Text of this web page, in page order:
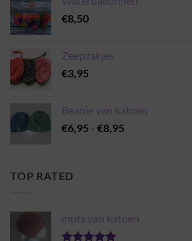
€8,50
Zeepzakjes
€3,95
Beanie van katoen
€6,95 - €8,95
TOP RATED
muts van katoen